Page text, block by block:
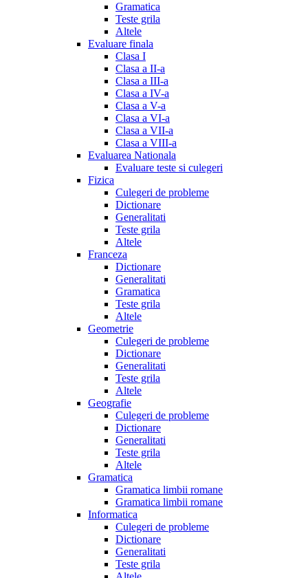
Gramatica
Teste grila
Altele
Evaluare finala
Clasa I
Clasa a II-a
Clasa a III-a
Clasa a IV-a
Clasa a V-a
Clasa a VI-a
Clasa a VII-a
Clasa a VIII-a
Evaluarea Nationala
Evaluare teste si culegeri
Fizica
Culegeri de probleme
Dictionare
Generalitati
Teste grila
Altele
Franceza
Dictionare
Generalitati
Gramatica
Teste grila
Altele
Geometrie
Culegeri de probleme
Dictionare
Generalitati
Teste grila
Altele
Geografie
Culegeri de probleme
Dictionare
Generalitati
Teste grila
Altele
Gramatica
Gramatica limbii romane
Gramatica limbii romane
Informatica
Culegeri de probleme
Dictionare
Generalitati
Teste grila